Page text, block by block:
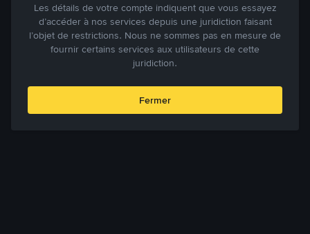
Les détails de votre compte indiquent que vous essayez
d’accéder à nos services depuis une juridiction faisant
l’objet de restrictions. Nous ne sommes pas en mesure de
fournir certains services aux utilisateurs de cette
juridiction.
Fermer